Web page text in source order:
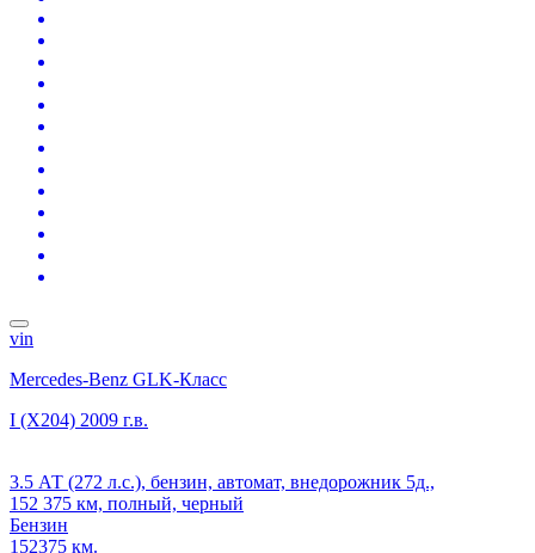
vin
Mercedes-Benz GLK-Класс
I (X204) 2009 г.в.
3.5 АТ (272 л.с.), бензин, автомат, внедорожник 5д.,
152 375 км, полный, черный
Бензин
152375 км.